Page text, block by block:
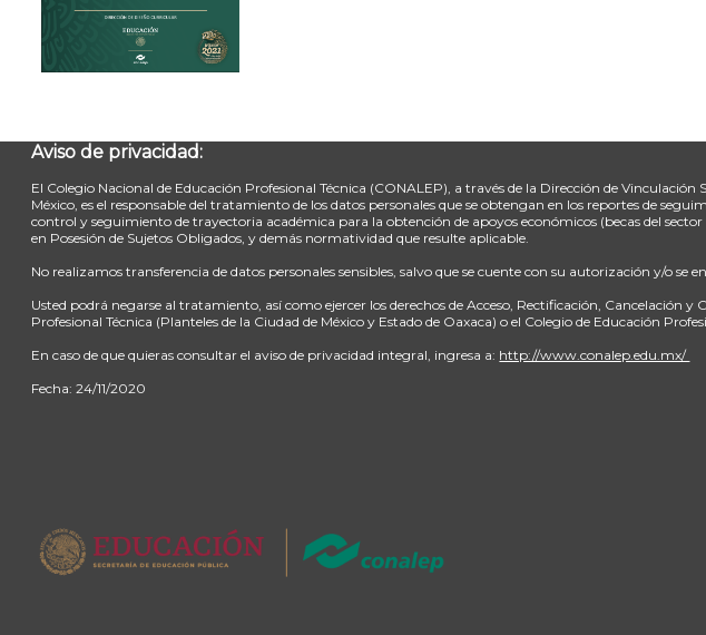
Aviso de privacidad:
El Colegio Nacional de Educación Profesional Técnica (CONALEP), a través de la Dirección de
México, es el responsable del tratamiento de los datos personales que se obtengan en los reportes de
control y seguimiento de trayectoria académica para la obtención de apoyos económicos (becas del
en Posesión de Sujetos Obligados, y demás normatividad que resulte aplicable.
No realizamos transferencia de datos personales sensibles, salvo que se cuente con su autorización y/o se
Usted podrá negarse al tratamiento, así como ejercer los derechos de Acceso, Rectificación, Cancelación
Profesional Técnica (Planteles de la Ciudad de México y Estado de Oaxaca) o el Colegio de Educación
En caso de que quieras consultar el aviso de privacidad integral, ingresa a: http://www.conalep.edu.mx/
Fecha: 24/11/2020